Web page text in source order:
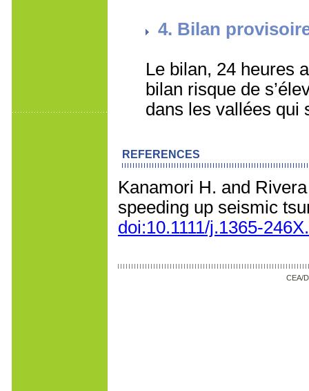
4. Bilan
Le bilan, 24 heures
bilan risque de
dans les vallées qui
REFERENCES
Kanamori H. and
speeding up seismic
doi:10.1111/j.1365-
CEA/